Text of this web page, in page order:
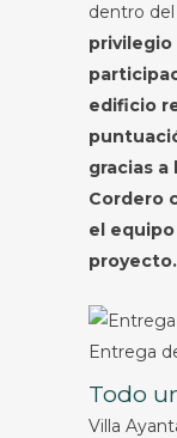
dentro
privilegio
edificio
gracias
Cordero
el equipo
proyecto.
Entrega
Todo
Villa